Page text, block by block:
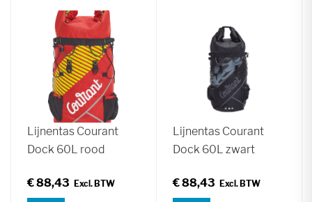
Lijnentas Courant
Dock 60L rood
€ 88,43
Lijnentas Courant
Dock 60L zwart
€ 88,43